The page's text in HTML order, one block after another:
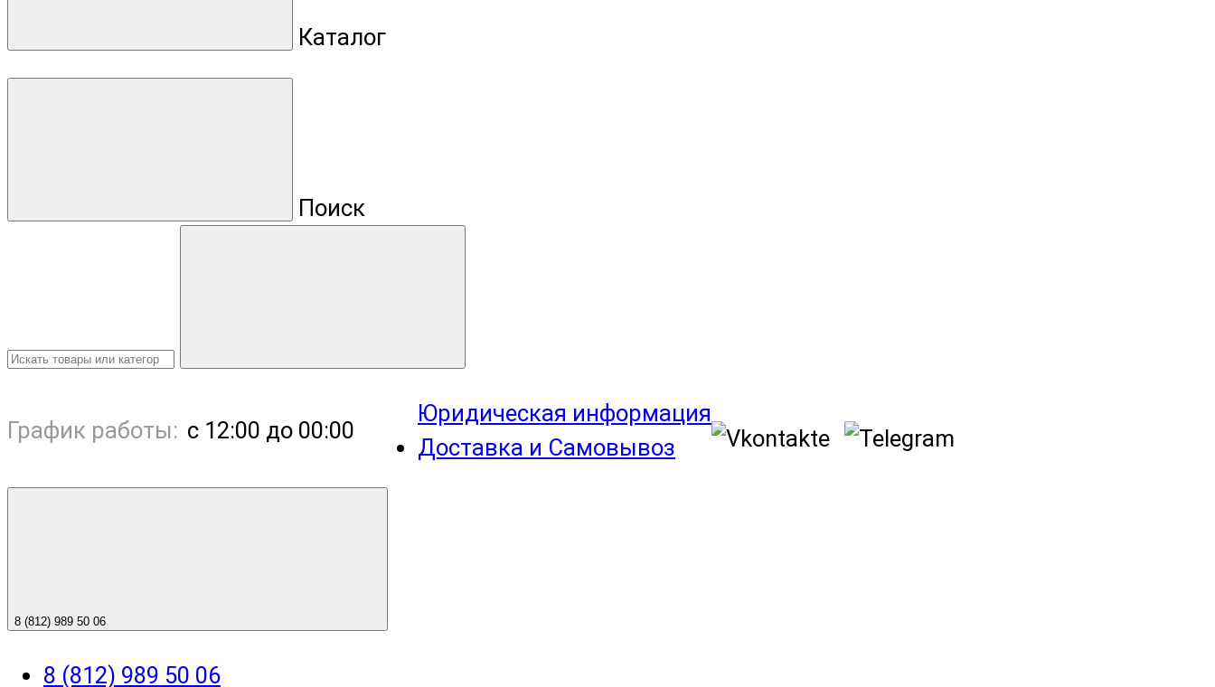
Каталог
Поиск
График работы: с 12:00 до 00:00
Юридическая информация
Доставка и Самовывоз
8 (812) 989 50 06
8 (812) 989 50 06